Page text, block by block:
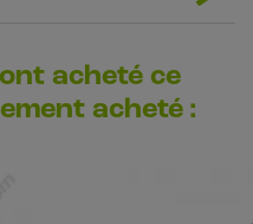
acheté ce
acheté :